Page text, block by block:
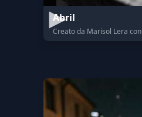
Abril
Creato da Marisol Lera con